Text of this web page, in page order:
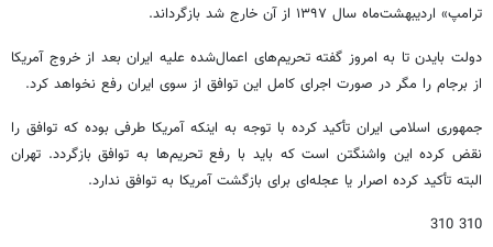
ترامپ» اردیبهشت‌ماه سال ۱۳۹۷ از آن خارج شد بازگرداند.
دولت بایدن تا به امروز گفته تحریم‌های اعمال‌شده علیه ایران بعد از خروج آمریکا
از برجام را مگر در صورت اجرای کامل این توافق از سوی ایران رفع نخواهد کرد.
جمهوری اسلامی ایران تأکید کرده با توجه به اینکه آمریکا طرفی بوده که توافق را
نقض کرده این واشنگتن است که باید با رفع تحریم‌ها به توافق بازگردد. تهران
البته تأکید کرده اصرار یا عجله‌ای برای بازگشت آمریکا به توافق ندارد.
310 310